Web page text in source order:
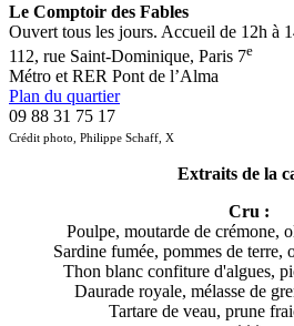
Le Comptoir des Fables
Ouvert tous les jours. Accueil de 12h à
112, rue Saint-Dominique, Paris 7e
Métro et RER Pont de l’Alma
Plan du quartier
09 88 31 75 17
Crédit photo, Philippe Schaff , X
Extraits de la
Cru :
Poulpe, moutarde de crémone,
Sardine fumée, pommes de terre,
Thon blanc confiture d'algues,
Daurade royale, mélasse de
Tartare de veau, prune